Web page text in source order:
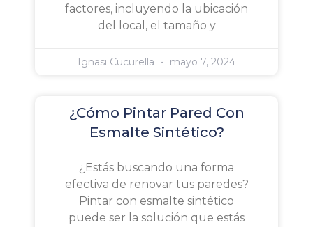
factores, incluyendo la ubicación
del local, el tamaño y
Ignasi Cucurella mayo 7, 2024
¿Cómo Pintar Pared Con
Esmalte Sintético?
¿Estás buscando una forma
efectiva de renovar tus paredes?
Pintar con esmalte sintético
puede ser la solución que estás